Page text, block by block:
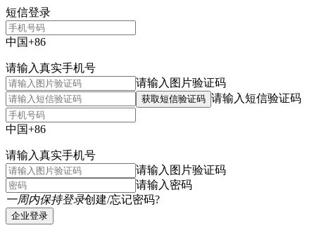
短信登录
中国+86
请输入真实手机号
请输入图片验证码
获取短信验证码 请输入短信验证码
中国+86
请输入真实手机号
请输入图片验证码
请输入密码
一周内保持登录创建/忘记密码?
企业登录